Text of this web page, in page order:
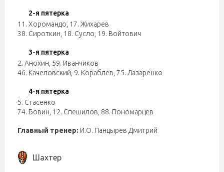
2-я пятерка
11. Хоромандо 17. Жихарев
38. Сироткин 18. Сусло 19. Войтович
3-я пятерка
2. Анохин 59. Иванчиков
46. Качеловский 9. Кораблев 75. Лазаренко
4-я пятерка
5. Стасенко
74. Бовин 12. Спешилов 88. Пономарцев
Главный тренер: И.О. Панцырев Дмитрий
Шахтер